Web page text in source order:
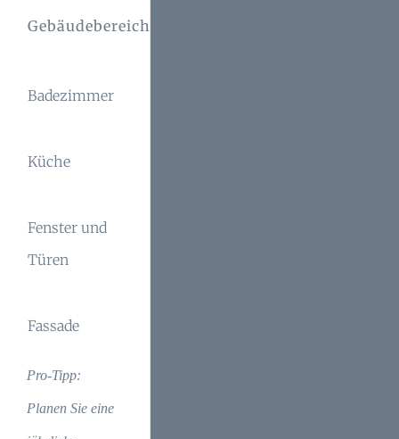
Gebäudebereich
Badezimmer
Küche
Fenster und
Türen
Fassade
Pro-Tipp:
Planen Sie eine